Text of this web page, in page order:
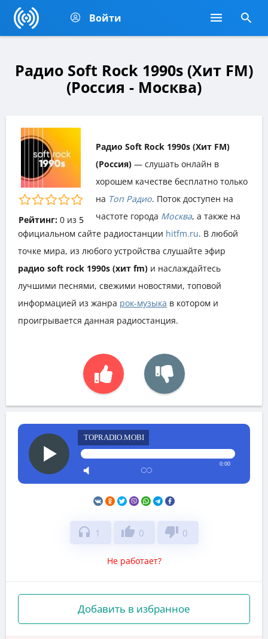
Войти
Радио Soft Rock 1990s (Хит FM)
(Россия - Москва)
Рейтинг: 0из 5
Радио Soft Rock 1990s (Хит FM)
(Россия) — слушать онлайн в
хорошем качестве бесплатно только
на Топ Радио. Поток доступен на
частоте города Москва, а также на
официальном сайте радиостанции hitfm.ru. В любой
точке мира, из любого устройства слушайте эфир
радио soft rock 1990s (хит fm) и наслаждайтесь
лучшими песнями, свежими новостями, топовой
информацией из жанра рок-музыка в котором и
проигрывается данная радиостанция.
TOPRADIO.MOBI
0:00
headphones 1 thumb_up 0 thumb_down 0
Не работает?
Добавить в избранное